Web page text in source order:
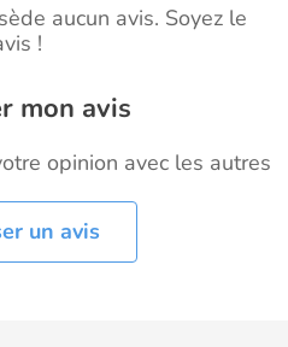
aucun avis. Soyez le
!
mon avis
opinion avec les autres
un avis